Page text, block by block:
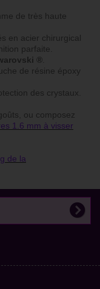
de très haute
en acier chirurgical
parfaite.
®
de résine époxy
des crystaux.
ou composez
1.6 mm à visser
de la